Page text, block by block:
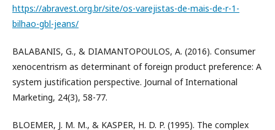
https://abravest.org.br/site/os-varejistas-de-mais-de-r-1-
bilhao-gbl-jeans/
BALABANIS, G., & DIAMANTOPOULOS, A. (2016). Consumer
xenocentrism as determinant of foreign product preference: A
system justification perspective. Journal of International
Marketing, 24(3), 58-77.
BLOEMER, J. M. M., & KASPER, H. D. P. (1995). The complex